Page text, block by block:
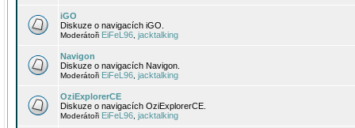
iGO
Diskuze o navigacích iGO.
Moderátoři EiFeL96 jacktalking
Navigon
Diskuze o navigacích Navigon.
Moderátoři EiFeL96 jacktalking
OziExplorerCE
Diskuze o navigacích OziExplorerCE.
Moderátoři EiFeL96 jacktalking